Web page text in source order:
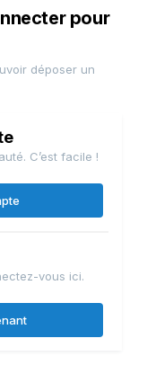
pour
déposer un
C’est facile !
vous ici.